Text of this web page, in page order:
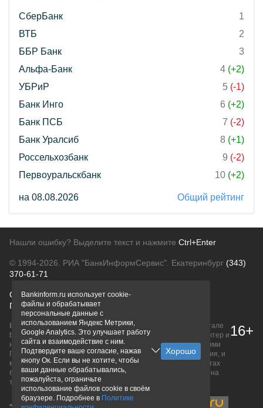
СберБанк
1
ВТБ
2
ББР Банк
3
Альфа-Банк
4 (+2)
УБРиР
5 (-1)
Банк Инго
6 (+2)
Банк ПСБ
7 (-2)
Банк Уралсиб
8 (+1)
Россельхозбанк
9 (-2)
Первоуральскбанк
10 (+2)
на 08.08.2026 Общий рейтинг
Нашли ошибку? Выделите текст и нажмите Ctrl+Enter
© 1994-2026. РИА "БанкИнформСервис". Екатеринбург (343)
370-61-71
О проектеПолитика конфиденциальности
Правовая информацияДля рекламодателей
Вся информация о продуктах банков, размещенная на портале
bankinform.ru, носит исключительно ознакомительный характер и
не является публичной офертой, определяемой положениями
ГК РФ. Информация не содержит точного и полного описания, и
может быть изменена. Конечные условия уточняйте на сайтах
банков или при личном обращении. Исключительное право на
товарные знаки принадлежит их правообладателям.
16+
Bankinform.ru использует cookie-
файлы и обрабатывает
персональные данные с
использованием Яндекс Метрики,
Google Analytics. Это улучшает работу
сайта и взаимодействие с ним.
Подтвердите ваше согласие, нажав
кнопу Ок. Если вы не хотите, чтобы
ваши данные обрабатывались,
пожалуйста, ограничьте
использование файлов cookie в своём
браузере. Подробнее в Политике